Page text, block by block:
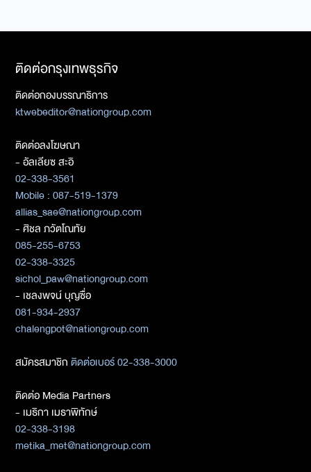
ติดต่อกรุงเทพธุรกิจ
ติดต่อกองบรรณาธิการ
ktwebeditor@nationgroup.com
ติดต่อลงโฆษณา
- อัลเลียซ สะอิ
02-338-3561
Mobile : 087-519-1379
allias_sae@nationgroup.com
- ศิชล ภวัตโณทัย
085-255-6753
02-338-3325
sichol_paw@nationgroup.com
- เชลงพจน์ บุญซื่อ
081-934-2937
chalengpot@nationgroup.com
สมัครสมาชิกติดต่อเบอร์ 02-338-3000
ติดต่อ Media Partners
- เมธิกา เมธาพิทักษ์
02-338-3198
metika_met@nationgroup.com